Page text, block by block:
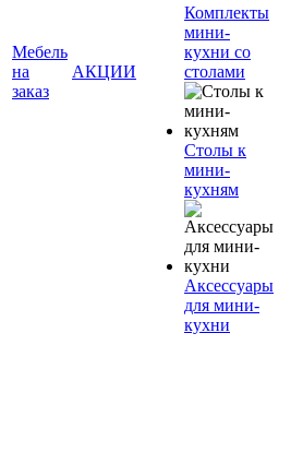
Мебель
на
заказ
АКЦИИ
Комплекты
мини-
кухни со
столами
Столы к
мини-
кухням
Аксессуары
для мини-
кухни